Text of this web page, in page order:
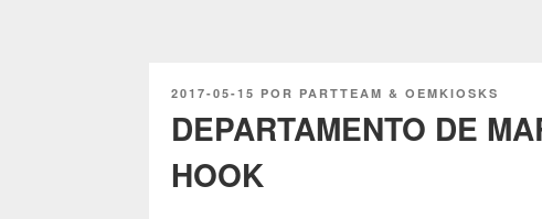
PUBLICADO
2017-05-15 POR PARTTEAM & OEMKIOSKS
DEPARTAMENTO DE
HOOK